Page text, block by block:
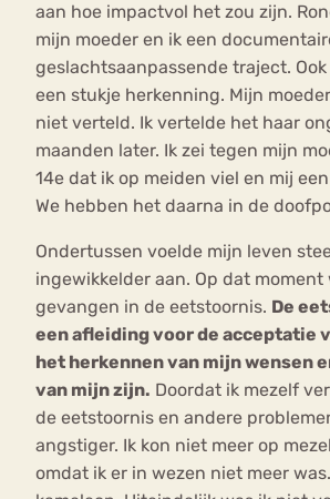
aan hoe impactvol het zou zijn.
mijn moeder en ik een
geslachtsaanpassende traject.
een stukje herkenning. Mijn
niet verteld. Ik vertelde het haar
maanden later. Ik zei tegen mijn
14e dat ik op meiden viel en mij
We hebben het daarna in de
Ondertussen voelde mijn leven
ingewikkelder aan. Op dat moment
gevangen in de eetstoornis. De
een afleiding voor de acceptatie
het herkennen van mijn wensen
van mijn zijn. Doordat ik mezelf
de eetstoornis en andere
angstiger. Ik kon niet meer op
omdat ik er in wezen niet meer